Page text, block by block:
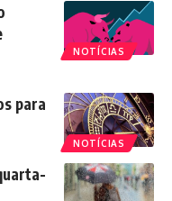
NOTÍCIAS
NOTÍCIAS
para